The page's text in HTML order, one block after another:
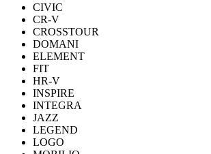
CIVIC
CR-V
CROSSTOUR
DOMANI
ELEMENT
FIT
HR-V
INSPIRE
INTEGRA
JAZZ
LEGEND
LOGO